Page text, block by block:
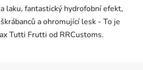
laku, fantastický hydrofobní efekt,
a ohromující lesk - To je
Tutti Frutti od RRCustoms.